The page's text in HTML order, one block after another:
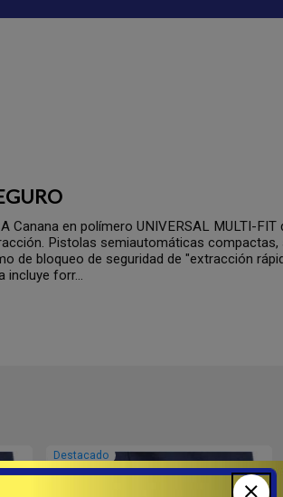
Canana en polímero UNIVERSAL MULTI-FIT
Pistolas semiautomáticas
de bloqueo de seguridad de "extracción
incluye forr...
Destacado